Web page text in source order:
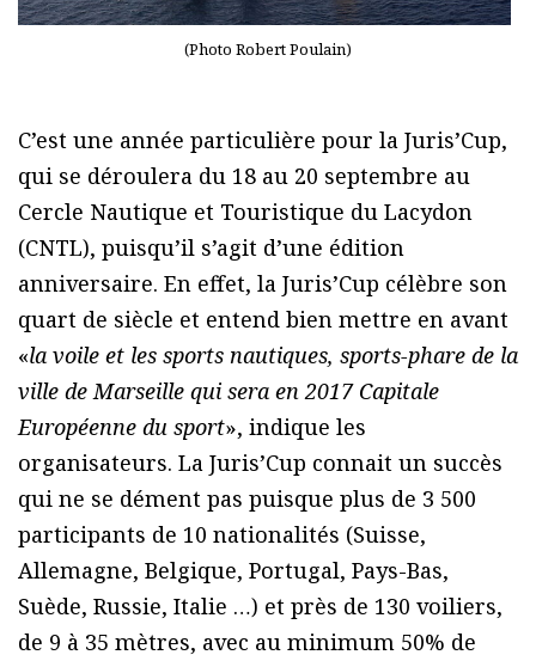
(Photo Robert Poulain)
C’est une année particulière pour la Juris’Cup,
qui se déroulera du 18 au 20 septembre au
Cercle Nautique et Touristique du Lacydon
(CNTL), puisqu’il s’agit d’une édition
anniversaire. En effet, la Juris’Cup célèbre son
quart de siècle et entend bien mettre en avant
«la voile et les sports nautiques, sports-phare de la
ville de Marseille qui sera en 2017 Capitale
Européenne du sport», indique les
organisateurs. La Juris’Cup connait un succès
qui ne se dément pas puisque plus de 3 500
participants de 10 nationalités (Suisse,
Allemagne, Belgique, Portugal, Pays-Bas,
Suède, Russie, Italie …) et près de 130 voiliers,
de 9 à 35 mètres, avec au minimum 50% de